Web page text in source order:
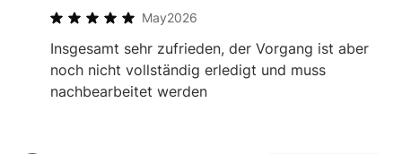
May2026
Insgesamt sehr zufrieden, der Vorgang ist aber
noch nicht vollständig erledigt und muss
nachbearbeitet werden